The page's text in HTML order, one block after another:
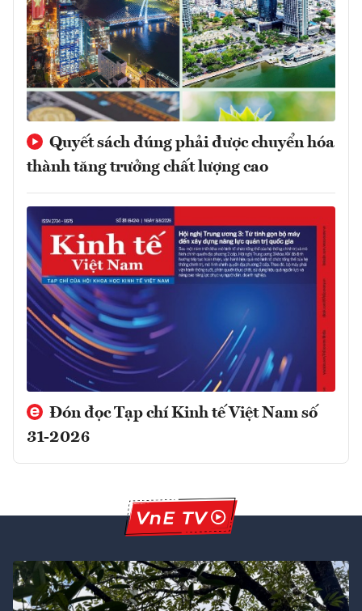
Quyết sách đúng phải được chuyển hóa
thành tăng trưởng chất lượng cao
Đón đọc Tạp chí Kinh tế Việt Nam số
31-2026